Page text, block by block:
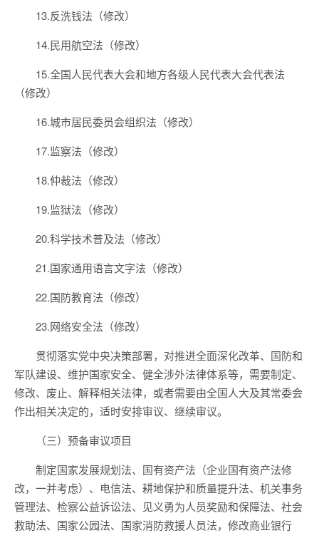
13.反洗钱法（修改）
14.民用航空法（修改）
15.全国人民代表大会和地方各级人民代表大会代表法
（修改）
16.城市居民委员会组织法（修改）
17.监察法（修改）
18.仲裁法（修改）
19.监狱法（修改）
20.科学技术普及法（修改）
21.国家通用语言文字法（修改）
22.国防教育法（修改）
23.网络安全法（修改）
贯彻落实党中央决策部署，对推进全面深化改革、国防和
军队建设、维护国家安全、健全涉外法律体系等，需要制定、
修改、废止、解释相关法律，或者需要由全国人大及其常委会
作出相关决定的，适时安排审议、继续审议。
（三）预备审议项目
制定国家发展规划法、国有资产法（企业国有资产法修
改，一并考虑）、电信法、耕地保护和质量提升法、机关事务
管理法、检察公益诉讼法、见义勇为人员奖励和保障法、社会
救助法、国家公园法、国家消防救援人员法，修改商业银行